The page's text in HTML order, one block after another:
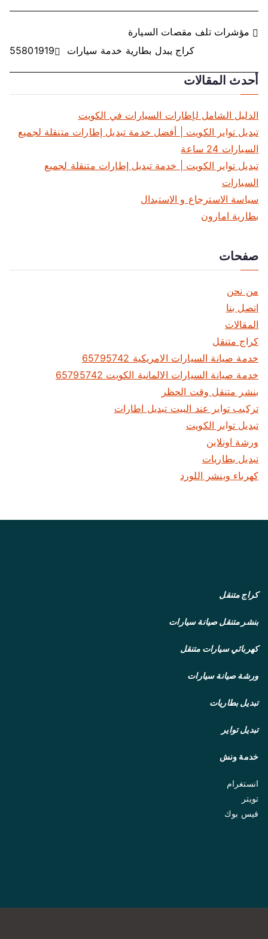
ت
فّ
ح
ا
ل
م
ق
ل
ا
ت
مؤشرات تلف مقصات السيارة
كراج يبدل بطارية خدمة سيارات 55801919
أحدث المقالات
الدليل الشامل لإطارات السيارات في الكويت
تبديل تواير الكويت | أفضل خدمة تبديل إطارات متنقلة لجميع
السيارات 24 ساعة
تبديل تواير الكويت | خدمة تبديل إطارات متنقلة لجميع
السيارات
سياسة الاسترجاع و الاستبدال
بطارية امارون
صفحات
من نحن
اتصل بنا
المقالات
كراج متنقل
خدمة صيانة السيارات الامريكية 65795742
خدمة صيانة السيارات الالمانية الكويت 65795742
بنشر متنقل وقت الحظر
تركيب تواير عند البيت تبديل اطارات
تبديل تواير الكويت
ورشة اونلاين
تبديل بطاريات
كهرباء وبنشر اللورد
كراج متنقل
بنشر متنقلصيانة سيارات
كهربائي سيارات متنقل
ورشة صيانة سيارات
تبديل بطاريات
تبديل تواير
خدمة ونش
انستغرام
تويتر
فيس بوك